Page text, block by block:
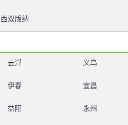
西双版纳
云浮 义乌
伊春 宜昌
益阳 永州